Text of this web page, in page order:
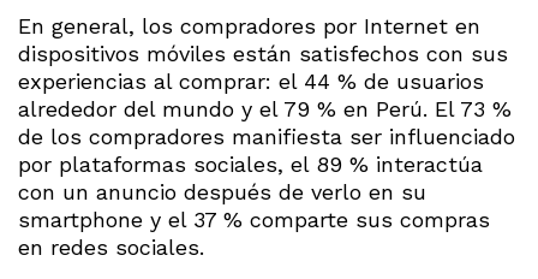
En general, los compradores por Internet en
dispositivos móviles están satisfechos con sus
experiencias al comprar: el 44 % de usuarios
alrededor del mundo y el 79 % en Perú. El 73 %
de los compradores manifiesta ser influenciado
por plataformas sociales, el 89 % interactúa
con un anuncio después de verlo en su
smartphone y el 37 % comparte sus compras
en redes sociales.